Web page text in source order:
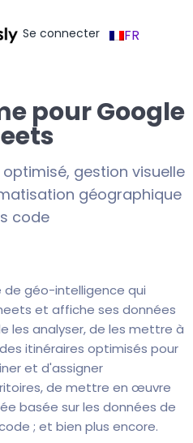
Se connecter FR
pour Google
gestion visuelle
géographique
code
géo-intelligence qui
et affiche ses données
les analyser, de les mettre à
itinéraires optimisés pour
et d'assigner
de mettre en œuvre
basée sur les données de
; et bien plus encore.